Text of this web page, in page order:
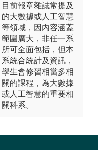
目前報章雜誌常提及
的大數據或人工智慧
等領域，因內容涵蓋
範圍廣大，非任一系
所可全面包括，但本
系統合統計及資訊，
學生會修習相當多相
關的課程，為大數據
或人工智慧的重要相
關科系。